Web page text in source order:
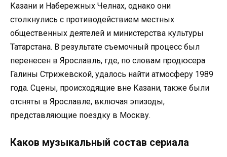
Казани и Набережных Челнах, однако они
столкнулись с противодействием местных
общественных деятелей и министерства культуры
Татарстана. В результате съемочный процесс был
перенесен в Ярославль, где, по словам продюсера
Галины Стрижевской, удалось найти атмосферу 1989
года. Сцены, происходящие вне Казани, также были
отсняты в Ярославле, включая эпизоды,
представляющие поездку в Москву.
Каков музыкальный состав сериала